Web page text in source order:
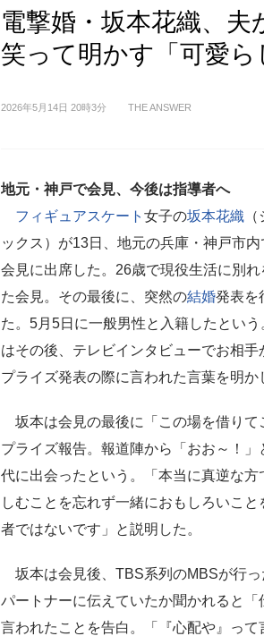
電撃婚・坂本花織、夫
笑って明かす「可愛
2026年5月14日 20時3分 THE ANSWER
地元・神戸で会見、今後は指導者へ
フィギュアスケート 女子の坂本花織
ックス）が13日、地元の兵庫・神戸市内
会見に出席した。26歳で現役生活に別れ
た会見。その最後に、突然の結婚発表を
た。5月5日に一般男性と入籍したという
はその後、テレビインタビューでお相手
プライズ発表の際に言われた言葉を明か
坂本は会見の最後に「この場を借りて
プライズ報告。報道陣から「おお～！
代に出会ったという。「本当に真逆な
しむことを忘れず一緒におもしろいこと
者ではないです」と説明した。
坂本は会見後、TBS系列のMBSが行
パートナーに伝えていたか聞かれると
言われたことを告白。「『心配や』って